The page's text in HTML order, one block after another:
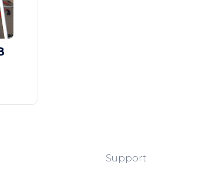
Support